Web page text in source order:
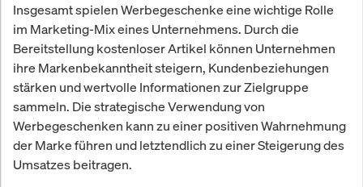
Insgesamt spielen Werbegeschenke eine wichtige Rolle
im Marketing-Mix eines Unternehmens. Durch die
Bereitstellung kostenloser Artikel können Unternehmen
ihre Markenbekanntheit steigern, Kundenbeziehungen
stärken und wertvolle Informationen zur Zielgruppe
sammeln. Die strategische Verwendung von
Werbegeschenken kann zu einer positiven Wahrnehmung
der Marke führen und letztendlich zu einer Steigerung des
Umsatzes beitragen.